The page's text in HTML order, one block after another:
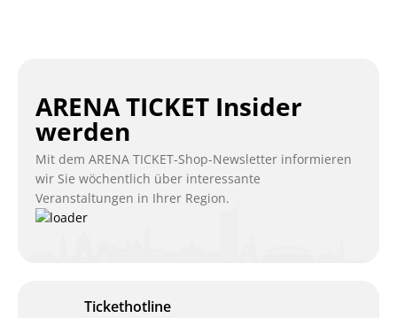
ARENA TICKET Insider
werden
Mit dem ARENA TICKET-Shop-Newsletter informieren
wir Sie wöchentlich über interessante
Veranstaltungen in Ihrer Region.
Tickethotline